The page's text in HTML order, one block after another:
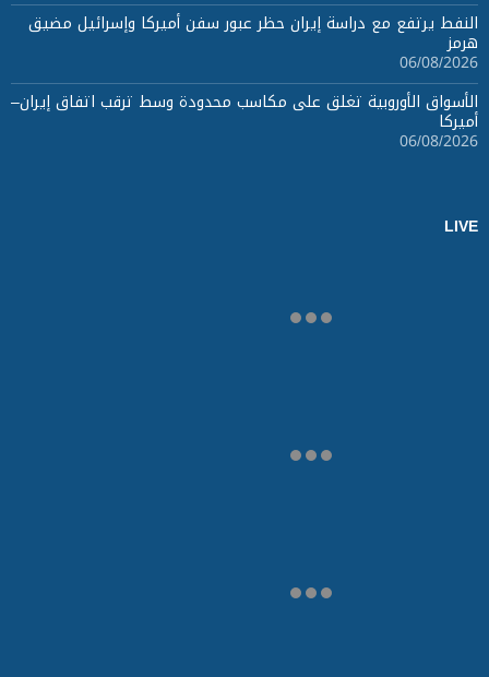
النفط يرتفع مع دراسة إيران حظر عبور سفن أميركا وإسرائيل مضيق
هرمز
06/08/2026
الأسواق الأوروبية تغلق على مكاسب محدودة وسط ترقب اتفاق إيران–
أميركا
06/08/2026
LIVE